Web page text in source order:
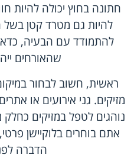
חתונה בחוץ יכולה להיות
להיות גם מטרד קטן בשל
להתמודד עם הבעיה,
שהאורחים
ראשית, חשוב לבחור
מזיקים. גני אירועים או
נוהגים לטפל במזיקים
אתם בוחרים בלוקיישן
הדברה